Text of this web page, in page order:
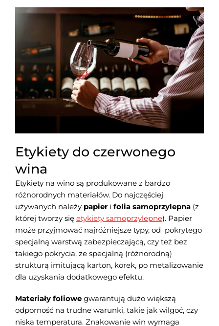
Etykiety do czerwonego
wina
Etykiety na wino są produkowane z bardzo
różnorodnych materiałów. Do najczęściej
używanych należy papieri folia samoprzylepna(z
której tworzy się etykiety samoprzylepne). Papier
może przyjmować najróżniejsze typy, od pokrytego
specjalną warstwą zabezpieczającą, czy też bez
takiego pokrycia, ze specjalną (różnorodną)
strukturą imitującą karton, korek, po metalizowanie
dla uzyskania dodatkowego efektu.
Materiały foliowegwarantują dużo większą
odporność na trudne warunki, takie jak wilgoć, czy
niska temperatura. Znakowanie win wymaga